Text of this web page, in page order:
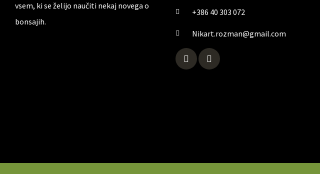
vsem, ki se želijo naučiti nekaj novega o
bonsajih.
+386 40 303 072
Nikart.rozman@gmail.com